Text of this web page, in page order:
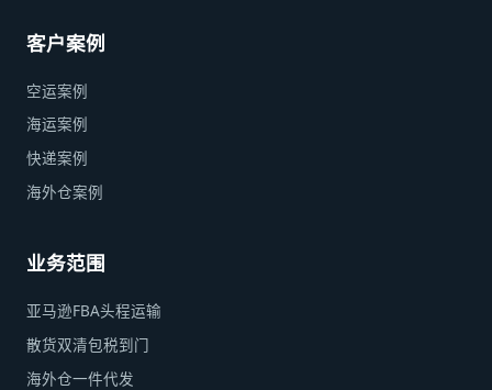
客户案例
空运案例
海运案例
快递案例
海外仓案例
业务范围
亚马逊FBA头程运输
散货双清包税到门
海外仓一件代发